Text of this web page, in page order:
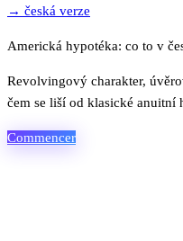
→ česká verze
Americká hypotéka: co to v
Revolvingový charakter,
čem se liší od klasické anuitní
Commencer